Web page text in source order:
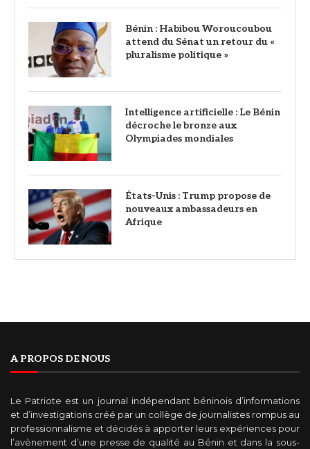
Bénin : Habibou Woroucoubou
attend du Sénat un retour du «
pluralisme politique »
Intelligence artificielle : Le Bénin
décroche le bronze aux
Olympiades mondiales
États-Unis : Trump propose de
nouveaux ambassadeurs en
Afrique
A PROPOS DE NOUS
Le Patriote est un journal indépendant béninois d’informations
et d’investigations créé par un collège de journalistes rompus au
professionnalisme et décidés à apporter leurs expériences pour
l’avènement d’une presse de qualité au Bénin et dans la sous-